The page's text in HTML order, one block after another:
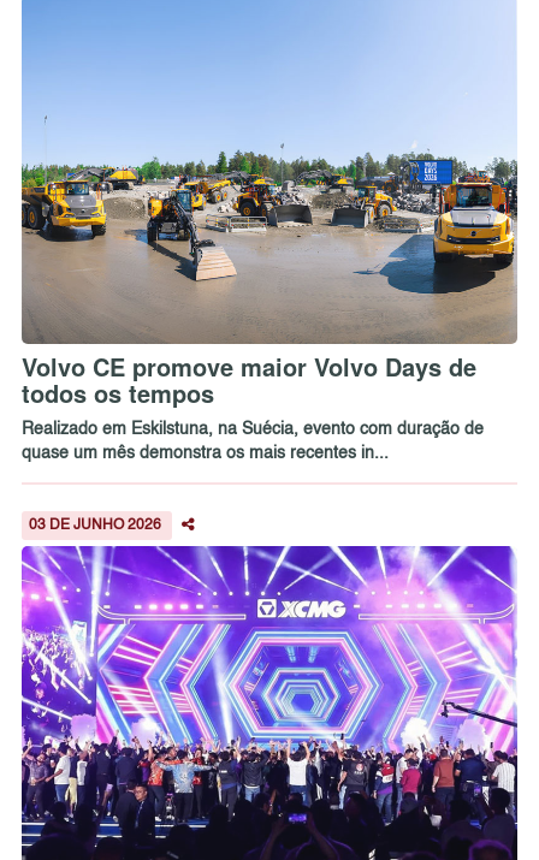
Volvo CE promove maior Volvo Days de
todos os tempos
Realizado em Eskilstuna, na Suécia, evento com duração de
quase um mês demonstra os mais recentes in...
03 DE JUNHO 2026